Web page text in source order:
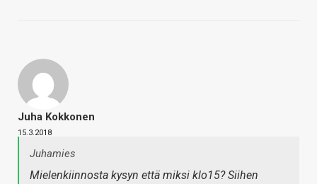
Juha Kokkonen
15.3.2018
Juhamies
Mielenkiinnosta kysyn että miksi klo15? Siihen